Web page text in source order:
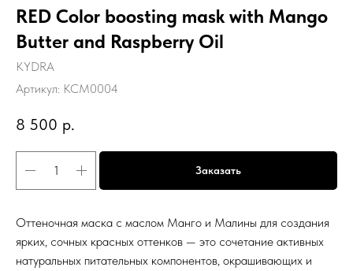
RED Color boosting mask with Mango
Butter and Raspberry Oil
KYDRA
Артикул: KCM0004
8 500 р.
Заказать
Оттеночная маска с маслом Манго и Малины для создания
ярких, сочных красных оттенков — это сочетание активных
натуральных питательных компонентов, окрашивающих и